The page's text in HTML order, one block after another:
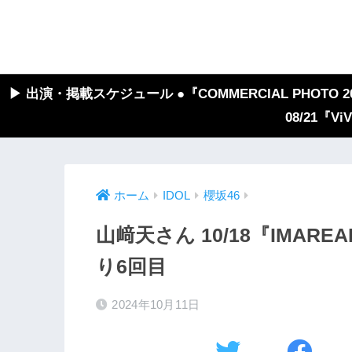
▶︎ 出演・掲載スケジュール ●『COMMERCIAL PHOTO
08/21『
ホーム IDOL 櫻坂46
山﨑天さん 10/18『
り6回目
2024年10月11日